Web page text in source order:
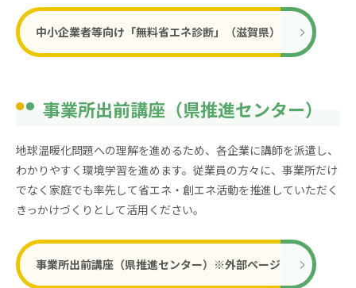
中小企業者等向け「無料省エネ診断」（滋賀県）
事業所出前講座（県推進センター）
地球温暖化問題への理解を進めるため、各企業に講師を派遣し、
わかりやすく環境学習を進めます。従業員の方々に、事業所だけ
でなく家庭でも率先して省エネ・創エネ活動を推進していただく
きっかけづくりとして活用ください。
事業所出前講座（県推進センター）※外部ページ